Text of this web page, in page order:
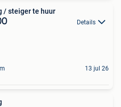
/ steiger te huur
Details
13 jul 26